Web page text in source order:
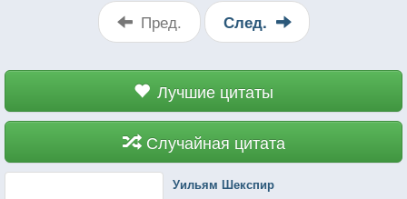
Пред. След.
Лучшие цитаты
Случайная цитата
Уильям Шекспир